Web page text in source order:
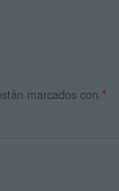
marcados con *